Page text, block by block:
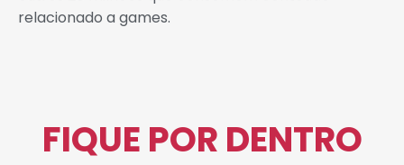
relacionado a games.
FIQUE POR DENTRO